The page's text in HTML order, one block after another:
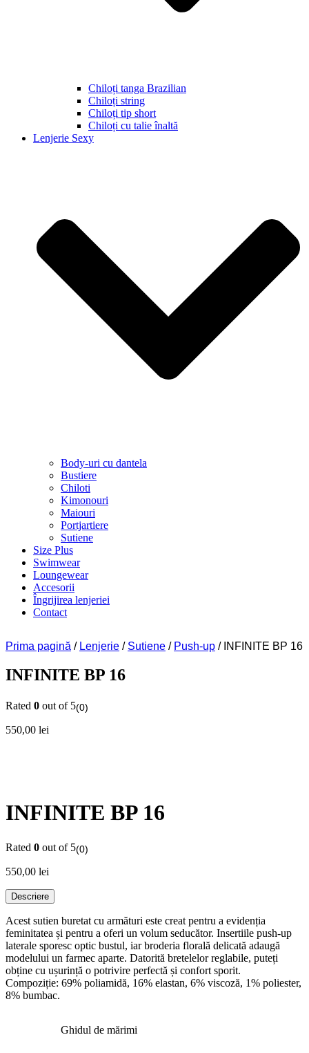
Chiloți tanga Brazilian
Chiloți string
Chiloți tip short
Chiloți cu talie înaltă
Lenjerie Sexy
Body-uri cu dantela
Bustiere
Chiloti
Kimonouri
Maiouri
Portjartiere
Sutiene
Size Plus
Swimwear
Loungewear
Accesorii
Îngrijirea lenjeriei
Contact
Prima pagină / Lenjerie / Sutiene / Push-up / INFINITE BP 16
INFINITE BP 16
Rated 0 out of 5(0)
550,00 lei
INFINITE BP 16
Rated 0 out of 5(0)
550,00 lei
Descriere
Acest sutien buretat cu armături este creat pentru a evidenția
feminitatea și pentru a oferi un volum seducător. Insertiile push-up
laterale sporesc optic bustul, iar broderia florală delicată adaugă
modelului un farmec aparte. Datorită bretelelor reglabile, puteți
obține cu ușurință o potrivire perfectă și confort sporit.
Compoziție: 69% poliamidă, 16% elastan, 6% viscoză, 1% poliester,
8% bumbac.
Ghidul de mărimi